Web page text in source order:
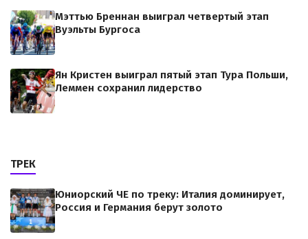
Мэттью Бреннан выиграл четвертый этап
Вуэльты Бургоса
Ян Кристен выиграл пятый этап Тура Польши,
Леммен сохранил лидерство
ТРЕК
Юниорский ЧЕ по треку: Италия доминирует,
Россия и Германия берут золото